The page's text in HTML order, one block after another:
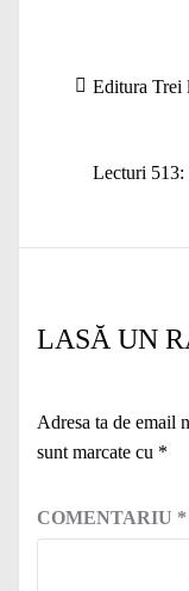
Navigare
Articolul
Editura Trei
Articolul
Lecturi 513:
LASĂ UN
Adresa ta de email
sunt marcate cu *
COMENTARIU *